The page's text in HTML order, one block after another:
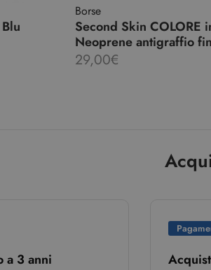
Borse
Second Skin COLORE
Neoprene antigraffio
29,00€
a 3 anni